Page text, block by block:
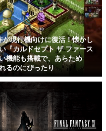
が現行機向けに復活！懐かし
『カルドセプト ザ ファース
機能も搭載で、あらため
るのにぴったり